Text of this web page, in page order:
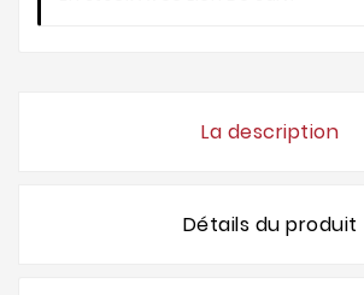
La description
Détails du produit